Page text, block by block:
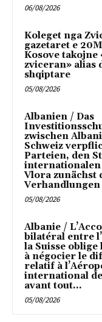
06/08/2026
Koleget nga
gazetaret e
Kosove takojne
zviceran» alias
shqiptare
05/08/2026
Albanien / Das
zwischen
Schweiz
Parteien, den
internationalen
Vlora zunächst
Verhandlungen
05/08/2026
Albanie /
bilatéral entre
la Suisse oblige
à négocier le
relatif à
international
avant tout...
05/08/2026